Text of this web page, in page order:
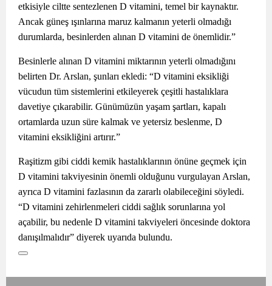
etkisiyle ciltte sentezlenen D vitamini, temel bir kaynaktır.
Ancak güneş ışınlarına maruz kalmanın yeterli olmadığı
durumlarda, besinlerden alınan D vitamini de önemlidir.”
Besinlerle alınan D vitamini miktarının yeterli olmadığını
belirten Dr. Arslan, şunları ekledi: “D vitamini eksikliği
vücudun tüm sistemlerini etkileyerek çeşitli hastalıklara
davetiye çıkarabilir. Günümüzün yaşam şartları, kapalı
ortamlarda uzun süre kalmak ve yetersiz beslenme, D
vitamini eksikliğini artırır.”
Raşitizm gibi ciddi kemik hastalıklarının önüne geçmek için
D vitamini takviyesinin önemli olduğunu vurgulayan Arslan,
ayrıca D vitamini fazlasının da zararlı olabileceğini söyledi.
“D vitamini zehirlenmeleri ciddi sağlık sorunlarına yol
açabilir, bu nedenle D vitamini takviyeleri öncesinde doktora
danışılmalıdır” diyerek uyarıda bulundu.